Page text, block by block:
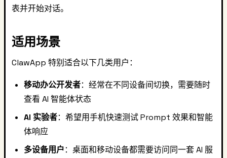
表并开始对话。
适用场景
ClawApp 特别适合以下几类用户：
移动办公开发者：经常在不同设备间切换，需要随时
查看 AI 智能体状态
AI 实验者：希望用手机快速测试 Prompt 效果和智能
体响应
多设备用户：桌面和移动设备都需要访问同一套 AI 服